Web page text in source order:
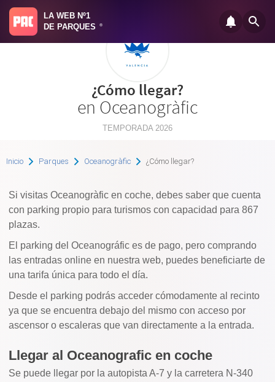
LA WEB Nº1
DE PARQUES
®
¿Cómo llegar?
en Oceanogràfic
TEMPORADA 2026
Inicio Parques Oceanogràfic ¿Cómo llegar?
Si visitas Oceanogràfic en coche, debes saber que cuenta
con parking propio para turismos con capacidad para 867
plazas.
El parking del Oceanográfic es de pago, pero comprando
las entradas online en nuestra web, puedes beneficiarte de
una tarifa única para todo el día.
Desde el parking podrás acceder cómodamente al recinto
ya que se encuentra debajo del mismo con acceso por
ascensor o escaleras que van directamente a la entrada.
Llegar al Oceanografic en coche
Se puede llegar por la autopista A-7 y la carretera N-340